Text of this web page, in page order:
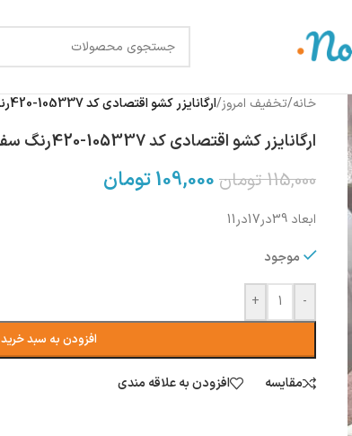
خانه/تخفیف امروز/ارگانایزر کشو اقتصادی کد 105337-420رنگ سفید
ارگانایزر کشو اقتصادی کد 105337-420رنگ سفید
115,000 تومان 109,000تومان
ابعاد 39در17در11
موجود
-
+
افزودن به سبد خرید
مقایسه افزودن به علاقه مندی